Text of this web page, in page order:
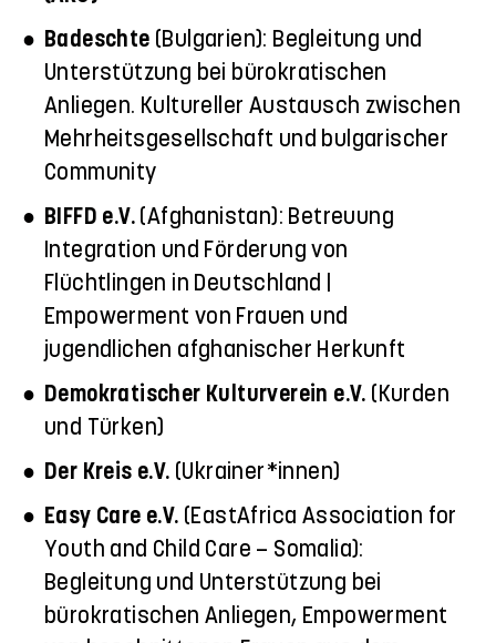
Badeschte (Bulgarien): Begleitung und
Unterstützung bei bürokratischen
Anliegen. Kultureller Austausch zwischen
Mehrheitsgesellschaft und bulgarischer
Community
BIFFD e.V. (Afghanistan): Betreuung
Integration und Förderung von
Flüchtlingen in Deutschland |
Empowerment von Frauen und
jugendlichen afghanischer Herkunft
Demokratischer Kulturverein e.V. (Kurden
und Türken)
Der Kreis e.V. (Ukrainer*innen)
Easy Care e.V. (EastAfrica Association for
Youth and Child Care – Somalia):
Begleitung und Unterstützung bei
bürokratischen Anliegen, Empowerment